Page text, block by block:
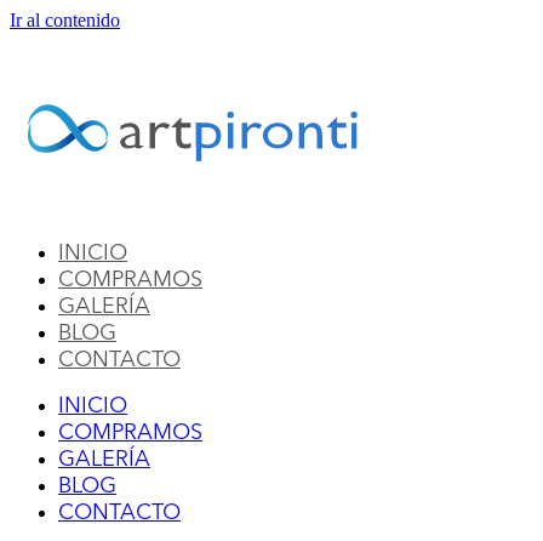
Ir al contenido
INICIO
COMPRAMOS
GALERÍA
BLOG
CONTACTO
INICIO
COMPRAMOS
GALERÍA
BLOG
CONTACTO